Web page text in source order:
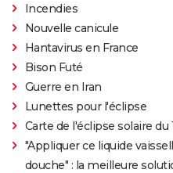
Incendies
Nouvelle canicule
Hantavirus en France
Bison Futé
Guerre en Iran
Lunettes pour l'éclipse
Carte de l'éclipse solaire du
"Appliquer ce liquide
douche" : la meilleure